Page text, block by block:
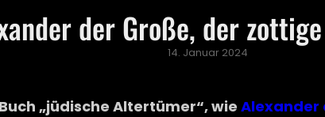
der Große, der
Posted
14. Januar 2024
„jüdische Altertümer“, wie Alexander